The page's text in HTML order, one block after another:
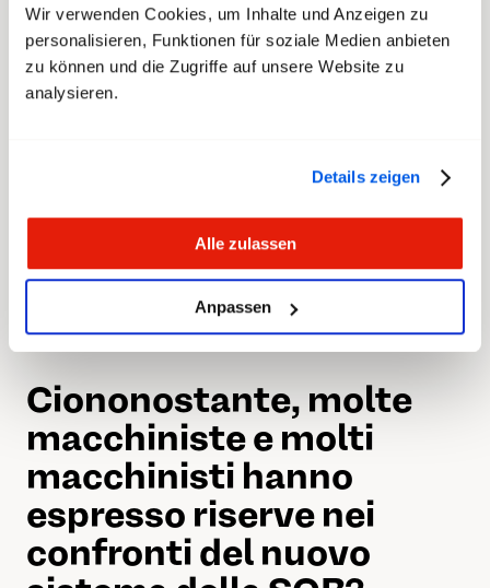
Wir verwenden Cookies, um Inhalte und Anzeigen zu
personalisieren, Funktionen für soziale Medien anbieten
zu können und die Zugriffe auf unsere Website zu
analysieren.
Details zeigen
Alle zulassen
Anpassen
Il sistema è ad esempio in grado di calcolare
meglio di quanto lo faccia un responsabile della
circolazione come i treni devono viaggiare su
percorsi a binario unico senza causare tempi di
soprattutto in fase di partenza e di frenata. Se
larga scala, potrebbe ridurre il consumo di
energia e ottimizzare l’orario. Tuttavia, al
momento si tratta soprattutto di raccogliere
Ciononostante, molte
macchiniste e molti
macchinisti hanno
espresso riserve nei
confronti del nuovo